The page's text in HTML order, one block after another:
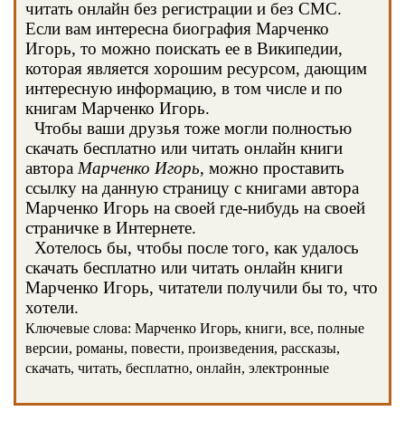
читать онлайн без регистрации и без СМС.
Если вам интересна биография Марченко
Игорь, то можно поискать ее в Википедии,
которая является хорошим ресурсом, дающим
интересную информацию, в том числе и по
книгам Марченко Игорь.
Чтобы ваши друзья тоже могли полностью
скачать бесплатно или читать онлайн книги
автора Марченко Игорь, можно проставить
ссылку на данную страницу с книгами автора
Марченко Игорь на своей где-нибудь на своей
страничке в Интернете.
Хотелось бы, чтобы после того, как удалось
скачать бесплатно или читать онлайн книги
Марченко Игорь, читатели получили бы то, что
хотели.
Ключевые слова: Марченко Игорь, книги, все, полные
версии, романы, повести, произведения, рассказы,
скачать, читать, бесплатно, онлайн, электронные